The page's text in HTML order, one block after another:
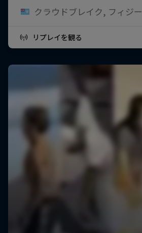
クラウドブレイク, フィジー
リプレイを観る